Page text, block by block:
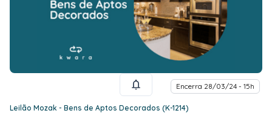
Encerra 28/03/24 - 15h
Leilão Mozak - Bens de Aptos Decorados (K-1214)